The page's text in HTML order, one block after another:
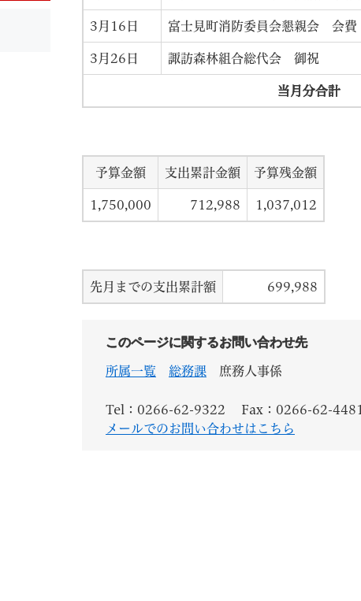
文字サイズ 標準 拡大 ページを一時保存す
3月16日 富士見町消防委員会懇親会 会費
3月26日 諏訪森林組合総代会 御祝
当月分合計
予算金額 支出累計金額 予算残金額
1,750,000 712,988 1,037,012
先月までの支出累計額 699,988
このページに関するお問い合わせ先
所属一覧 総務課 庶務人事係
Tel：0266-62-9322
Fax：0266-62-
メールでのお問い合わせはこちら